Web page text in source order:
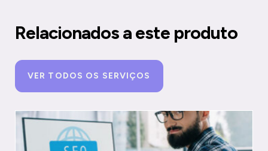
Relacionados a este produto
VER TODOS OS SERVIÇOS